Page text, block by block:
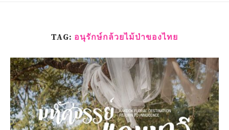
TAG: อนุรักษ์กล้วยไม้ป่าของไทย